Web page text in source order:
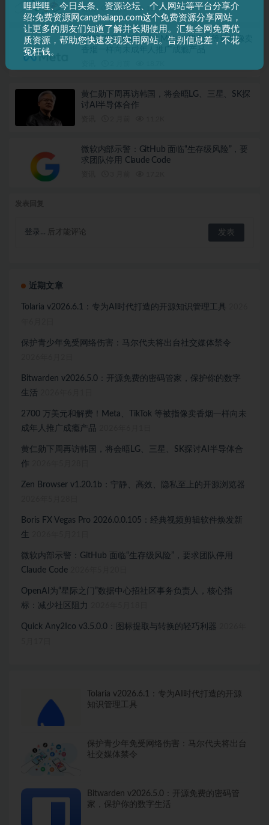
资讯 2 月前 18.4K
2700 万美元和解费！Meta、TikTok 等被指像卖
黄仁勋下周再访韩国，将会晤LG、三星、SK探
讨AI半导体合作
微软内部示警：GitHub 面临“生存级风险”，要
求团队停用 Claude Code
登录... 后才能评论
近期文章
Tolaria v2026.6.1：专为AI时代打造的开源知识管理工具
保护青少年免受网络伤害：马尔代夫将出台社交媒体禁令
Bitwarden v2026.5.0：开源免费的密码管家，保护你的数字
生活
2700 万美元和解费！Meta、TikTok 等被指像卖香烟一样向未
成年人推广成瘾产品
黄仁勋下周再访韩国，将会晤LG、三星、SK探讨AI半导体合
作
Zen Browser v1.20.1b：宁静、高效、隐私至上的开源浏览器
Boris FX Vegas Pro 2026.0.0.105：经典视频剪辑软件焕发新
生
微软内部示警：GitHub 面临“生存级风险”，要求团队停用
Claude Code
OpenAI为“星际之门”数据中心招社区事务负责人，核心指
标：减少社区阻力
Quick Any2Ico v3.5.0.0：图标提取与转换的轻巧利器
Tolaria v2026.6.1：专为AI时代打造的开源
知识管理工具
保护青少年免受网络伤害：马尔代夫将出台
社交媒体禁令
Bitwarden v2026.5.0：开源免费的密码管
家，保护你的数字生活
哩哔哩、今日头条、资源论坛、个人网站等平台分享介
绍:免费资源网canghaiapp.com这个免费资源分享网站，
让更多的朋友们知道了解并长期使用。汇集全网免费优
质资源，帮助您快速发现实用网站。告别信息差，不花
冤枉钱。